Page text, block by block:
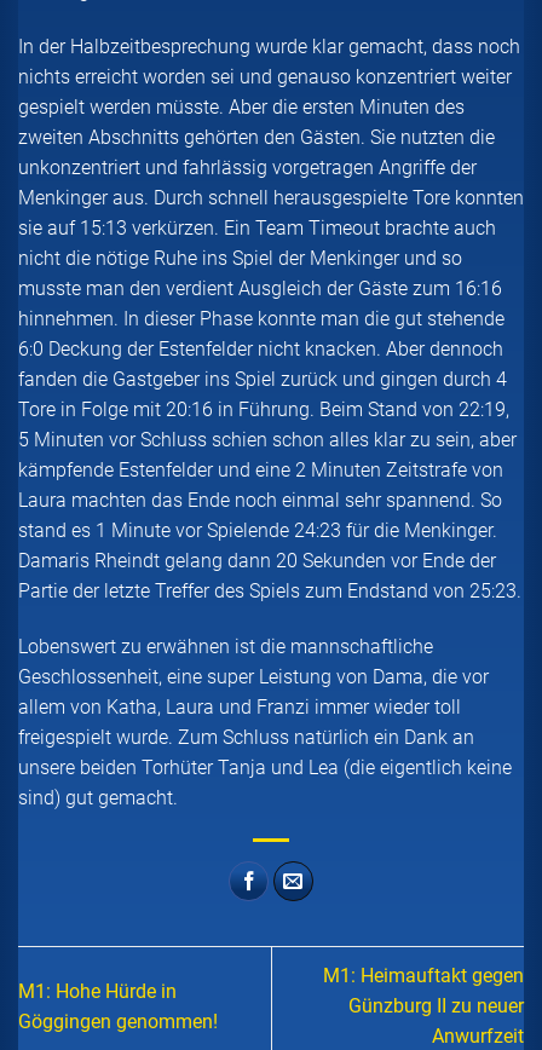
In der Halbzeitbesprechung wurde klar gemacht, dass noch
nichts erreicht worden sei und genauso konzentriert weiter
gespielt werden müsste. Aber die ersten Minuten des
zweiten Abschnitts gehörten den Gästen. Sie nutzten die
unkonzentriert und fahrlässig vorgetragen Angriffe der
Menkinger aus. Durch schnell herausgespielte Tore konnten
sie auf 15:13 verkürzen. Ein Team Timeout brachte auch
nicht die nötige Ruhe ins Spiel der Menkinger und so
musste man den verdient Ausgleich der Gäste zum 16:16
hinnehmen. In dieser Phase konnte man die gut stehende
6:0 Deckung der Estenfelder nicht knacken. Aber dennoch
fanden die Gastgeber ins Spiel zurück und gingen durch 4
Tore in Folge mit 20:16 in Führung. Beim Stand von 22:19,
5 Minuten vor Schluss schien schon alles klar zu sein, aber
kämpfende Estenfelder und eine 2 Minuten Zeitstrafe von
Laura machten das Ende noch einmal sehr spannend. So
stand es 1 Minute vor Spielende 24:23 für die Menkinger.
Damaris Rheindt gelang dann 20 Sekunden vor Ende der
Partie der letzte Treffer des Spiels zum Endstand von 25:23.
Lobenswert zu erwähnen ist die mannschaftliche
Geschlossenheit, eine super Leistung von Dama, die vor
allem von Katha, Laura und Franzi immer wieder toll
freigespielt wurde. Zum Schluss natürlich ein Dank an
unsere beiden Torhüter Tanja und Lea (die eigentlich keine
sind) gut gemacht.
M1: Hohe Hürde in
Göggingen genommen!
M1: Heimauftakt gegen
Günzburg II zu neuer
Anwurfzeit